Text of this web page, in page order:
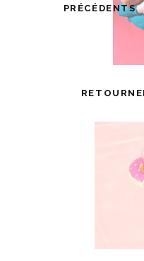
PRÉCÉDENTS